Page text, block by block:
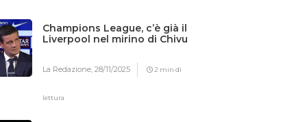
Champions League, c’è già il
Liverpool nel mirino di Chivu
La Redazione,28/11/2025 2 min di
lettura